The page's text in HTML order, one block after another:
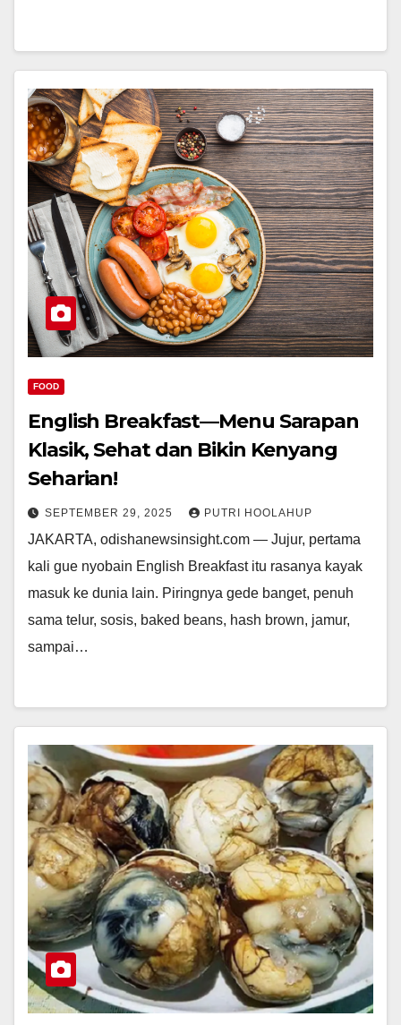
FOOD
English Breakfast—Menu Sarapan
Klasik, Sehat dan Bikin Kenyang
Seharian!
SEPTEMBER 29, 2025 PUTRI HOOLAHUP
JAKARTA, odishanewsinsight.com — Jujur, pertama
kali gue nyobain English Breakfast itu rasanya kayak
masuk ke dunia lain. Piringnya gede banget, penuh
sama telur, sosis, baked beans, hash brown, jamur,
sampai…